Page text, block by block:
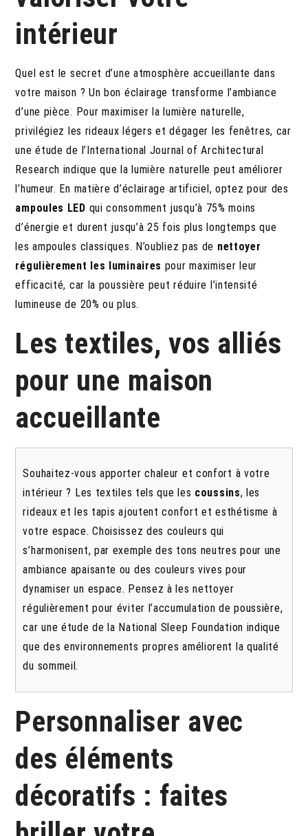
intérieur
Quel est le secret d’une atmosphère accueillante dans
votre maison ? Un bon éclairage transforme l’ambiance
d’une pièce. Pour maximiser la lumière naturelle,
privilégiez les rideaux légers et dégager les fenêtres, car
une étude de l’International Journal of Architectural
Research indique que la lumière naturelle peut améliorer
l’humeur. En matière d’éclairage artificiel, optez pour des
ampoules LED qui consomment jusqu’à 75% moins
d’énergie et durent jusqu’à 25 fois plus longtemps que
les ampoules classiques. N’oubliez pas de nettoyer
régulièrement les luminaires pour maximiser leur
efficacité, car la poussière peut réduire l’intensité
lumineuse de 20% ou plus.
Les textiles, vos alliés
pour une maison
accueillante
Souhaitez-vous apporter chaleur et confort à votre
intérieur ? Les textiles tels que les coussins, les
rideaux et les tapis ajoutent confort et esthétisme à
votre espace. Choisissez des couleurs qui
s’harmonisent, par exemple des tons neutres pour une
ambiance apaisante ou des couleurs vives pour
dynamiser un espace. Pensez à les nettoyer
régulièrement pour éviter l’accumulation de poussière,
car une étude de la National Sleep Foundation indique
que des environnements propres améliorent la qualité
du sommeil.
Personnaliser avec
des éléments
décoratifs : faites